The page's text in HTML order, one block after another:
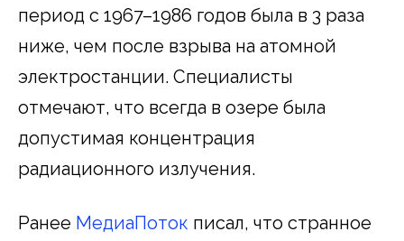
период с 1967–1986 годов была в 3 раза
ниже, чем после взрыва на атомной
электростанции. Специалисты
отмечают, что всегда в озере была
допустимая концентрация
радиационного излучения.
Ранее МедиаПоток писал, что странное